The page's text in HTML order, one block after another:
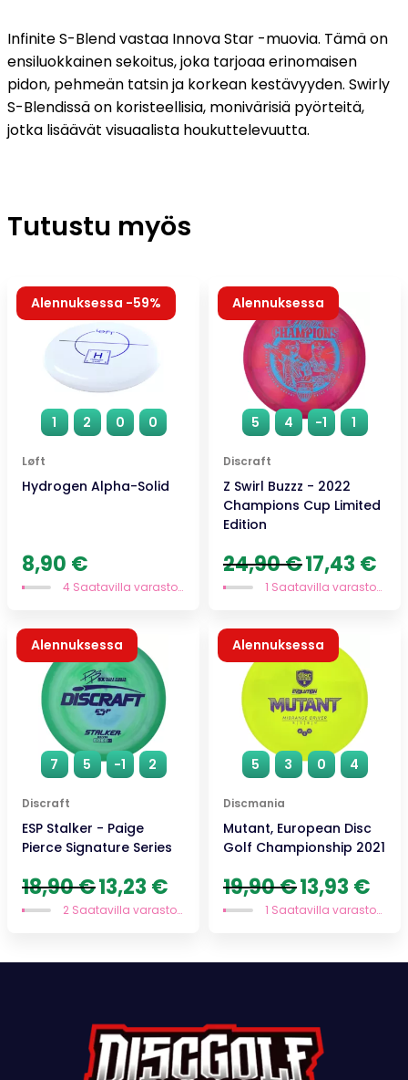
Infinite S-Blend vastaa Innova Star -muovia. Tämä on
ensiluokkainen sekoitus, joka tarjoaa erinomaisen
pidon, pehmeän tatsin ja korkean kestävyyden. Swirly
S-Blendissä on koristeellisia, monivärisiä pyörteitä,
jotka lisäävät visuaalista houkuttelevuutta.
Tutustu myös
1 2 0 0
Løft
Hydrogen Alpha-Solid
Alennuksessa -59%
8,90 €
4 Saatavilla varastossa
5 4 -1 1
Discraft
Z Swirl Buzzz - 2022
Champions Cup Limited
Edition
Alennuksessa
24,90€ Alkuperäinen
hinta
oli:
17,43 €
on:
1 Saatavilla varastossa
7 5 -1 2
Discraft
ESP Stalker - Paige
Pierce Signature Series
Alennuksessa
18,90€ Alkuperäinen
hinta
oli:
13,23 € Nykyinen
on:
2 Saatavilla varastossa
5 3 0 4
Discmania
Mutant, European Disc
Golf Championship 2021
Alennuksessa
19,90€ Alkuperäinen
hinta
oli:
13,93 €
on:
1 Saatavilla varastossa